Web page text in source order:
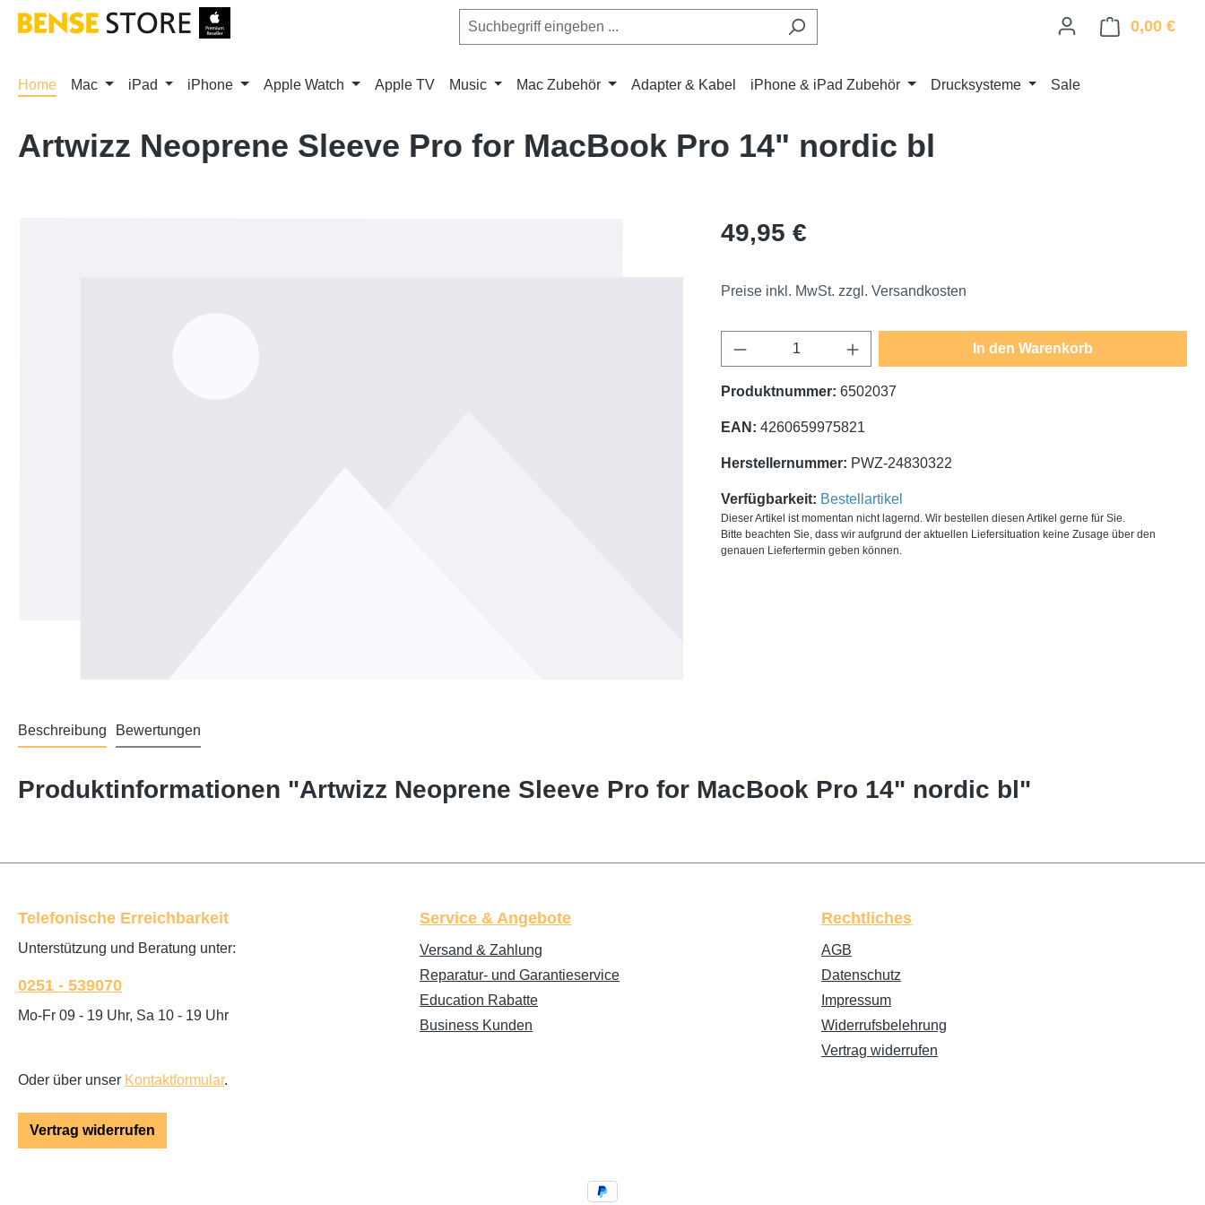
Hauptinhalt springen
Zur Suche springen
Zur Hauptnavigation springen 0,00 €
Home Mac iPad iPhone Apple Watch Apple TV Music Mac Zubehör Adapter & Kabel iPhone & iPad Zubehör Drucksysteme Sale
Artwizz Neoprene Sleeve Pro for MacBook Pro 14" nordic bl
Regulärer Preis:
49,95 €
Preise inkl. MwSt. zzgl. Versandkosten
Produkt Anzahl: Gib den gewünschten Wert ein
In den Warenkorb
Produktnummer: 6502037
EAN: 4260659975821
Herstellernummer: PWZ-24830322
Verfügbarkeit: Bestellartikel
Dieser Artikel ist momentan nicht lagernd. Wir bestellen diesen Artikel gerne für Sie.
Bitte beachten Sie, dass wir aufgrund der aktuellen Liefersituation keine Zusage über den
genauen Liefertermin geben können.
Beschreibung Bewertungen
Produktinformationen "Artwizz Neoprene Sleeve Pro for MacBook Pro 14" nordic bl"
Telefonische Erreichbarkeit
Unterstützung und Beratung unter:
0251 - 539070
Mo-Fr 09 - 19 Uhr, Sa 10 - 19 Uhr
Oder über unser Kontaktformular.
Vertrag widerrufen
Service & Angebote
Versand & Zahlung
Reparatur- und Garantieservice
Education Rabatte
Business Kunden
Rechtliches
AGB
Datenschutz
Impressum
Widerrufsbelehrung
Vertrag widerrufen